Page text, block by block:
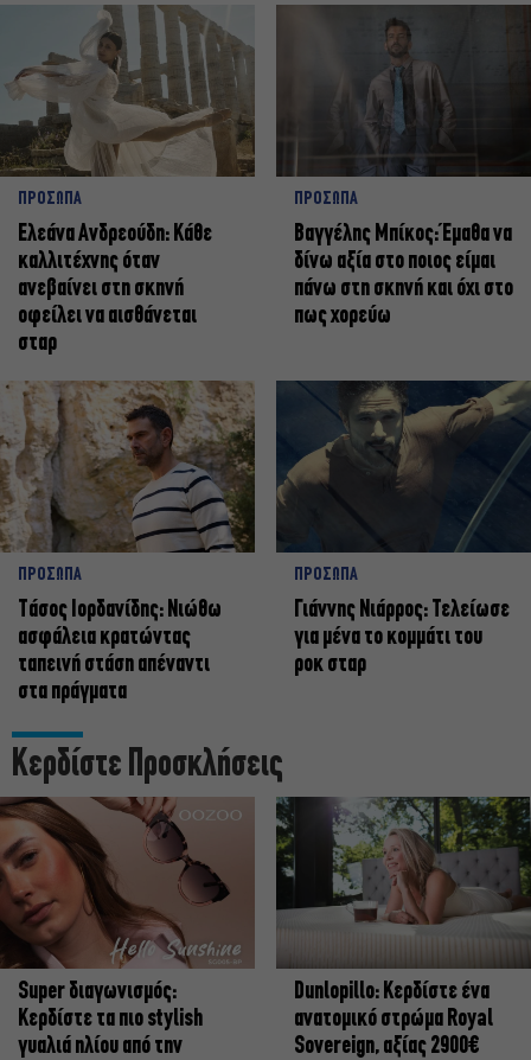
ΠΡΟΣΩΠΑ
Ελεάνα Ανδρεούδη: Κάθε
καλλιτέχνης όταν
ανεβαίνει στη σκηνή
οφείλει να αισθάνεται
σταρ
ΠΡΟΣΩΠΑ
Βαγγέλης Μπίκος: Έμαθα να
δίνω αξία στο ποιος είμαι
πάνω στη σκηνή και όχι στο
πως χορεύω
ΠΡΟΣΩΠΑ
Tάσος Ιορδανίδης: Νιώθω
ασφάλεια κρατώντας
ταπεινή στάση απέναντι
στα πράγματα
ΠΡΟΣΩΠΑ
Γιάννης Νιάρρος: Τελείωσε
για μένα το κομμάτι του
ροκ σταρ
Κερδίστε Προσκλήσεις
Super διαγωνισμός:
Κερδίστε τα πιο stylish
γυαλιά ηλίου από την
Dunlopillo: Κερδίστε ένα
ανατομικό στρώμα Royal
Sovereign, αξίας 2900€